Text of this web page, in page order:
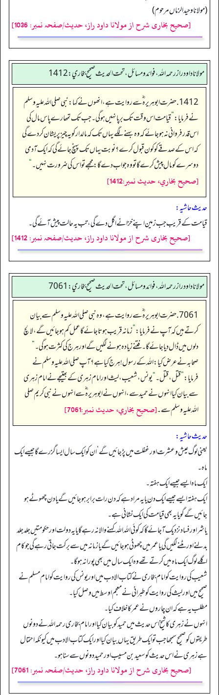
(مولانا وحید الزماں مرحوم)
[صحیح بخاری شرح از مولانا داود راز، حدیث/صفحہ نمبر: 1036]
مولانا داود راز رحمه الله، فوائد و مسائل، تحت الحديث صحيح بخاري: 1412
1412. حضرت ابو ہریرہ ؓ سے روایت ہے، انھوں نے کہا:نبی صلی اللہ علیہ وسلم
نے فرمایا:”قیامت اس وقت تک برپا نہیں ہوگی۔جب تک تمھارے پاس مال کی
اس قدر فروانی نہ ہوجائے کہ وہ بہنے لگے یہاں تک کہ مالدار کو یہ چیز پریشان کردے گی
کہ اس کے صدقے کو کون قبول کرے؟ نوبت یہاں تک پہنچ جائے گی کہ ایک آدمی
دوسرے کو مال پیش کرے گاتو وہ جواب دے گا:مجھے تو اس کی ضرورت نہیں۔“
[صحيح بخاري، حديث نمبر:1412]
حدیث حاشیہ:
قیامت کے قریب جب زمین اپنے خزانے اگل دے گی، تب یہ حالت پیش آئے گی۔
[صحیح بخاری شرح از مولانا داود راز، حدیث/صفحہ نمبر: 1412]
مولانا داود راز رحمه الله، فوائد و مسائل، تحت الحديث صحيح بخاري: 7061
7061. حضرت ابو ہریرہ ؓ سے روایت ہے،وہ نبی صلی اللہ علیہ وسلم سے بیان
کرتے ہیں کہ آپ نے فرمایا:”زمانہ قریب ہوتا جائے گا عمل کم ہو جائیں گے، لالچ
دلوں میں ڈال دیا جائے گا۔ فتنے زیادہ ہونے لگیں گے اور ہرج کی کثرت ہوگی۔“
صحابہ نے عرض کیا: اللہ کے رسول! ہرج کیا ہے؟ آپ صلی اللہ علیہ وسلم نے
فرمایا:”قتل،قتل۔“یونس، شعیب، لیث اور امام زہری کے بھتیجے نے امام زہری
سے بیان کیا انہوں نے حمید سے، انہوں نے ابو ہریرہ ؓ سے انہوں نے نبی کریم صلی
اللہ علیہ وسلم سے۔[صحيح بخاري، حديث نمبر:7061]
حدیث حاشیہ:
یعنی لوگ عیش وعشرت اور غفلت میں پڑ جائیں گے‘ ان کو ایک سال ایسا گزرے گا جیسے ایک
ماہ۔
ایک ماہ ایسے جیسے ایک ہفتہ۔
ایک ہفتہ ایسے جیسے ایک دن یا یہ مراد ہے کہ دن رات برابر ہو جائیں گے یا دن چھوٹے ہو
جائیں گے گو یا یہ بھی قیامت کی ایک نشانی ہے۔
یا شر اور فساد نزدیک آ جائے گا کہ کوئی اللہ اللہ کہنے والا نہ رہے گا یا یہ دولت اور حکومتیں جلد جلد
بدلنے اور مٹنے لگیں گی یا عمر میں چھوٹی ہو جائیں گے یا زمانہ میں سے برکت جاتی رہے گی جو کام
اگلے لوگ ایک ماہ میں کرتے تھے وہ ایک سال میں بھی پورا نہ ہوگا۔
شعیب کی روایت کو امام بخاری نے کتاب الادب میں اور یونس کی روایت کو امام مسلم نے
صحیح میں اور لیث کی روایت کو طبرانی نے معجم اوسط میں وصل کیا۔
مطلب یہ ہے کہ ان چاروں نے عمر کا خلاف کیا۔
انہوں نے زہری کا شیخ اس حدیث میں حمید کو بیان کیا اور امام بخاری رحمہ اللہ نے دونوں
طریقوں کو صحیح سمجھا جب تو ایک طریق یہاں بیان کیا اور ایک کتاب الادب میں کیونکہ احتمال
ہے زہری نے اس حدیث کو سعید بن مسیب اور حمید دونوں سے سنا ہو۔
[صحیح بخاری شرح از مولانا داود راز، حدیث/صفحہ نمبر: 7061]